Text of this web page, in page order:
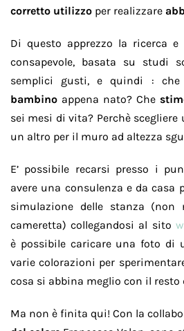
corretto utilizzo per realizzare
Di questo apprezzo la ricerca e
consapevole, basata su studi
semplici gusti, e quindi : che
bambino appena nato? Che
sei mesi di vita? Perchè
un altro per il muro ad altezza
E’ possibile recarsi presso i
avere una consulenza e da casa
simulazione delle stanza (non
cameretta) collegandosi al sito
è possibile caricare una foto di
varie colorazioni per
cosa si abbina meglio con il resto
Ma non è finita qui! Con la